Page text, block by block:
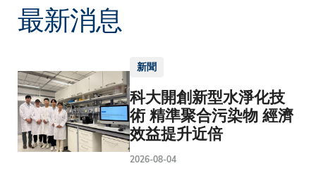
最新消息
新聞
科大開創新型水淨化技
術 精準聚合污染物 經濟
效益提升近倍
2026-08-04